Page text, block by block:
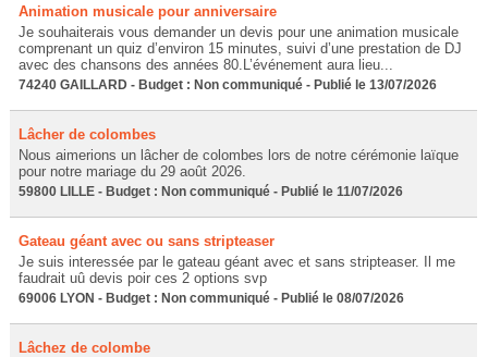
Animation musicale pour anniversaire
Je souhaiterais vous demander un devis pour une animation musicale
comprenant un quiz d’environ 15 minutes, suivi d’une prestation de DJ
avec des chansons des années 80.L’événement aura lieu...
74240 GAILLARD - Budget : Non communiqué - Publié le 13/07/2026
Lâcher de colombes
Nous aimerions un lâcher de colombes lors de notre cérémonie laïque
pour notre mariage du 29 août 2026.
59800 LILLE - Budget : Non communiqué - Publié le 11/07/2026
Gateau géant avec ou sans stripteaser
Je suis interessée par le gateau géant avec et sans stripteaser. Il me
faudrait uû devis poir ces 2 options svp
69006 LYON - Budget : Non communiqué - Publié le 08/07/2026
Lâchez de colombe